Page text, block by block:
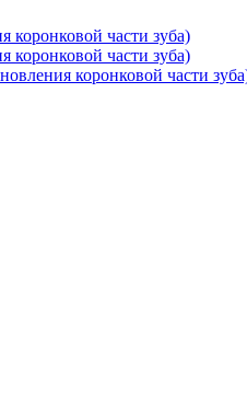
коронковой части зуба)
коронковой части зуба)
коронковой части